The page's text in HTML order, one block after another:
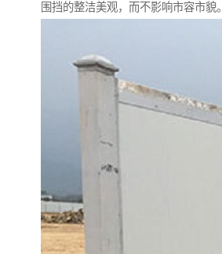
围挡的整洁美观，而不影响市容市貌。